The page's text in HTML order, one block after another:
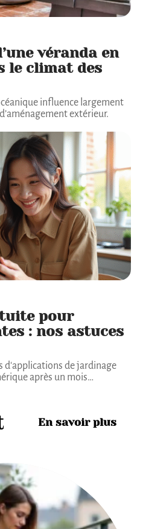
véranda en
le climat des
influence largement
extérieur.
pour
: nos astuces
d'applications de jardinage
après un mois…
En savoir plus